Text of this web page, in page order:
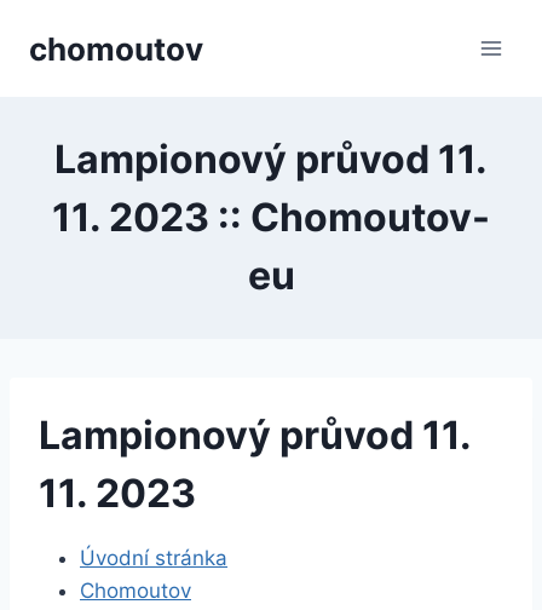
chomoutov
Lampionový průvod 11.
11. 2023 :: Chomoutov-
eu
Lampionový průvod 11.
11. 2023
Úvodní stránka
Chomoutov